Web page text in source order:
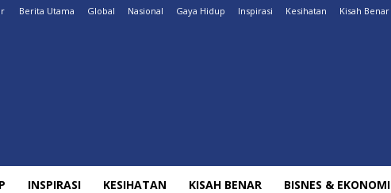
Berita Utama Global Nasional Gaya Hidup Inspirasi Kesihatan Kisah Benar
INSPIRASI KESIHATAN KISAH BENAR BISNES & EKONOMI